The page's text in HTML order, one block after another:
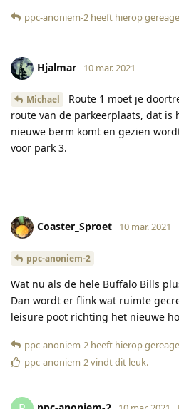
ppc-anoniem-2 heeft hierop
Hjalmar 10 mar. 2021
Michael
Route 1 moet je
route van de parkeerplaats, dat is
nieuwe berm komt en gezien
voor park 3.
Coaster_Sproet 10 mar. 2021
ppc-anoniem-2
Wat nu als de hele Buffalo Bills
Dan wordt er flink wat ruimte
leisure poot richting het nieuwe
ppc-anoniem-2 heeft hierop
ppc-anoniem-2vindt dit leuk.